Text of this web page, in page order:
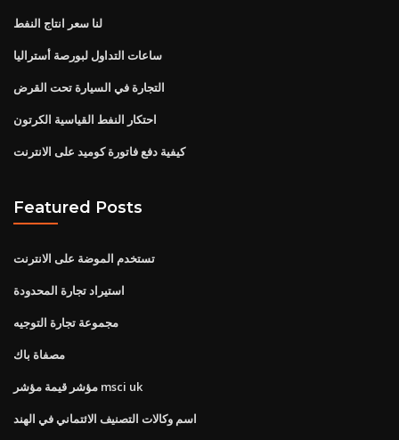
لنا سعر انتاج النفط
ساعات التداول لبورصة أستراليا
التجارة في السيارة تحت القرض
احتكار النفط القياسية الكرتون
كيفية دفع فاتورة كوميد على الانترنت
Featured Posts
تستخدم الموضة على الانترنت
استيراد تجارة المحدودة
مجموعة تجارة التوجيه
مصفاة باك
مؤشر قيمة مؤشر msci uk
اسم وكالات التصنيف الائتماني في الهند